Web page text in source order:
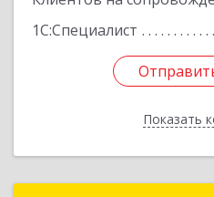
1С:Специалист
Показать